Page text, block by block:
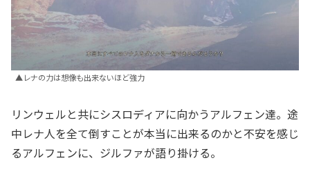
▲レナの力は想像も出来ないほど強力
リンウェルと共にシスロディアに向かうアルフェン達。途
中レナ人を全て倒すことが本当に出来るのかと不安を感じ
るアルフェンに、ジルファが語り掛ける。